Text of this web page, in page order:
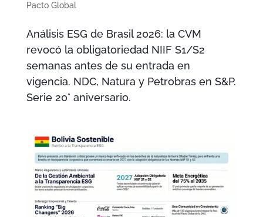
Pacto Global
Análisis ESG de Brasil 2026: la CVM
revocó la obligatoriedad NIIF S1/S2
semanas antes de su entrada en
vigencia. NDC, Natura y Petrobras en S&P.
Serie 20° aniversario.